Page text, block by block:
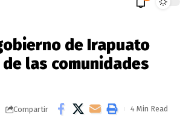
de Irapuato
las comunidades
Compartir 4 Min Read